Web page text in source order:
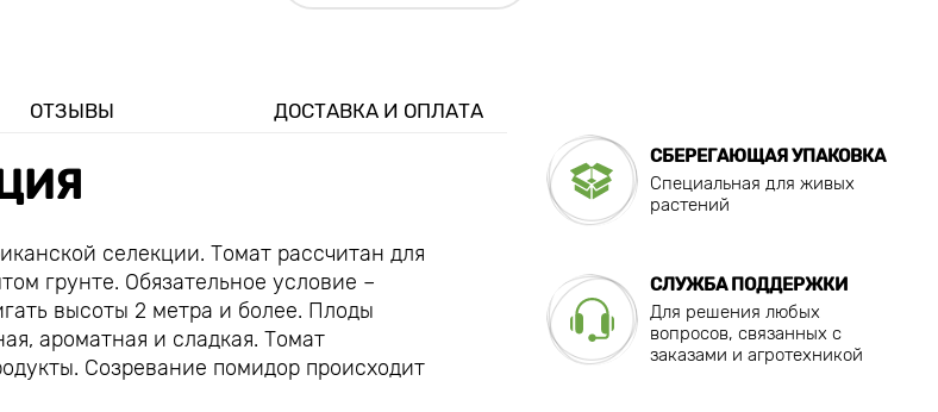
ОТЗЫВЫ ДОСТАВКА И ОПЛАТА
селекции. Томат рассчитан для
грунте. Обязательное условие –
высоты 2 метра и более. Плоды
ароматная и сладкая. Томат
Созревание помидор происходит
СБЕРЕГАЮЩАЯ УПАКОВКА
Специальная для живых
растений
СЛУЖБА ПОДДЕРЖКИ
Для решения любых
вопросов, связанных с
заказами и агротехникой